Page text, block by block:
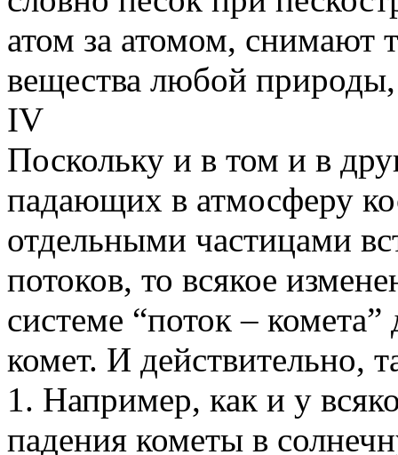
атом за атомом, снимают
вещества любой
IV
Поскольку и в том и в
падающих в атмосферу
отдельными частицами
потоков, то всякое
системе “поток –
комет. И действительно,
1. Например, как и у
падения кометы в